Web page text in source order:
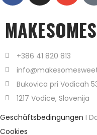
+386 41 820 813
Bukovica pri Vodicah
1217 Vodice, Slovenija
Geschäftsbedingungen I
Cookies